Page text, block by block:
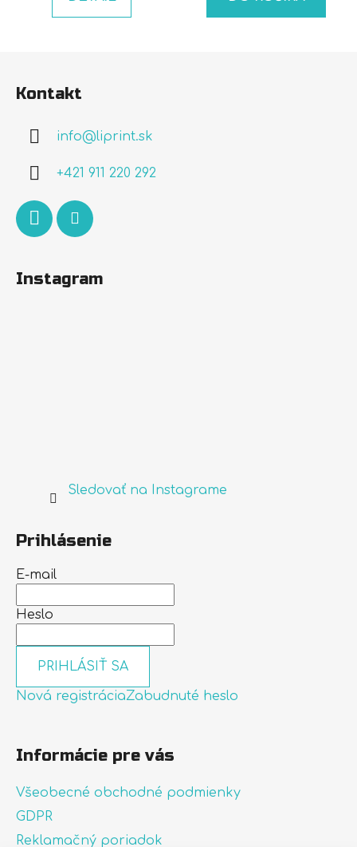
Kontakt
info@liprint.sk
+421 911 220 292
Instagram
Sledovať na Instagrame
Prihlásenie
E-mail
Heslo
PRIHLÁSIŤ SA
Nová registráciaZabudnuté heslo
Informácie pre vás
Všeobecné obchodné podmienky
GDPR
Reklamačný poriadok